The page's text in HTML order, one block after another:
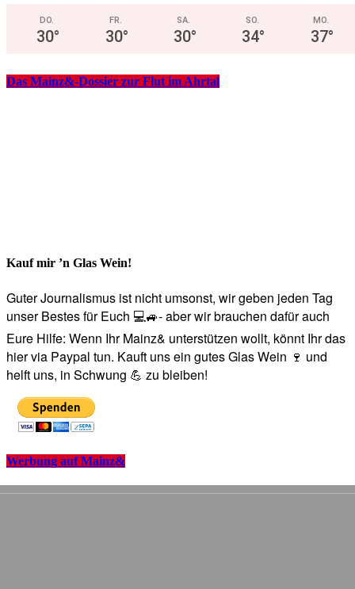
DO.
30°
FR.
30°
SA.
30°
SO.
34°
MO.
37°
Das Mainz&-Dossier zur Flut im Ahrtal
Kauf mir ’n Glas Wein!
Guter Journalismus ist nicht umsonst, wir geben jeden Tag
unser Bestes für Euch 💻🚙- aber wir brauchen dafür auch
Eure Hilfe: Wenn Ihr Mainz& unterstützen wollt, könnt Ihr das
hier via Paypal tun. Kauft uns ein gutes Glas Wein 🍷 und
helft uns, in Schwung 💪 zu bleiben!
Werbung auf Mainz&